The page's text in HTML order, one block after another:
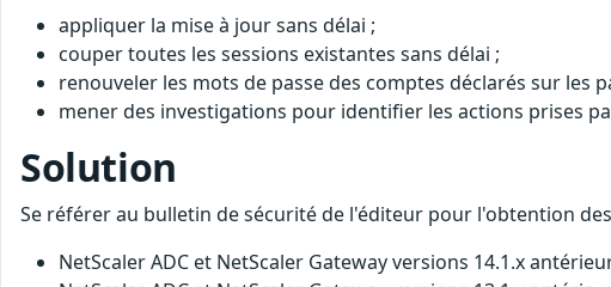
appliquer la mise à jour sans délai ;
couper toutes les sessions existantes sans délai ;
renouveler les mots de passe des comptes déclarés sur les
mener des investigations pour identifier les actions prises
Solution
Se référer au bulletin de sécurité de l'éditeur pour l'obtention
NetScaler ADC et NetScaler Gateway versions 14.1.x